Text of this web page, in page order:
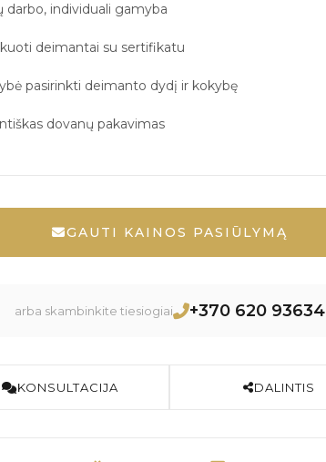
darbo, individuali gamyba
deimantai su sertifikatu
pasirinkti deimanto dydį ir kokybę
dovanų pakavimas
GAUTI KAINOS PASIŪLYMĄ
arba skambinkite tiesiogiai +370 620 93634
KONSULTACIJA DALINTIS